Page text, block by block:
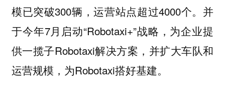
模已突破300辆，运营站点超过4000个。并
于今年7月启动“Robotaxi+”战略，为企业提
供一揽子Robotaxi解决方案，并扩大车队和
运营规模，为Robotaxi搭好基建。